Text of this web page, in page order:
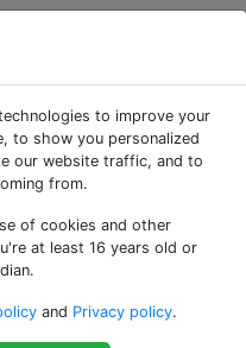
über
to improve your
to show you personalized
our website traffic, and to
from.
of cookies and other
at least 16 years old or
and Privacy policy.